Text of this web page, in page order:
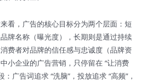
看，广告的核心目标分为两个层面：短
牌名称（曝光度），长期则是通过持续
费者对品牌的信任感与忠诚度（品牌资
小企业的广告营销，只停留在 “让消费
广告词追求 “洗脑”，投放追求 “高频”，